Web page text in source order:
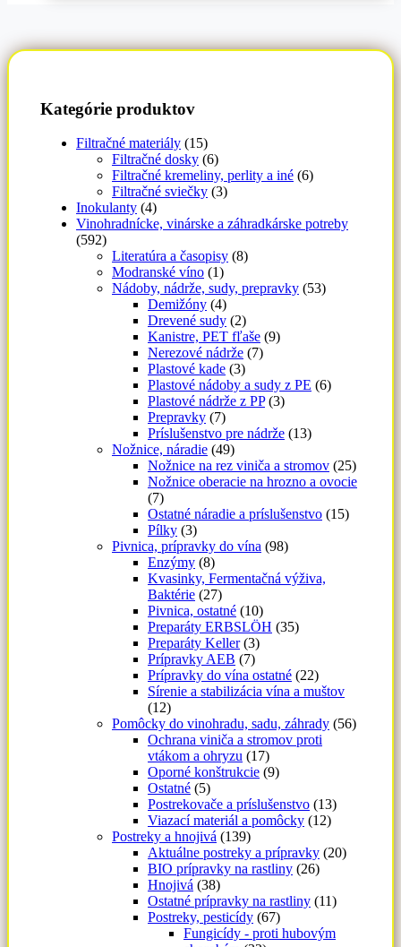
Kategórie produktov
Filtračné materiály (15)
Filtračné dosky (6)
Filtračné kremeliny, perlity a iné (6)
Filtračné sviečky (3)
Inokulanty (4)
Vinohradnícke, vinárske a záhradkárske potreby
(592)
Literatúra a časopisy (8)
Modranské víno (1)
Nádoby, nádrže, sudy, prepravky (53)
Demižóny (4)
Drevené sudy (2)
Kanistre, PET fľaše (9)
Nerezové nádrže (7)
Plastové kade (3)
Plastové nádoby a sudy z PE (6)
Plastové nádrže z PP (3)
Prepravky (7)
Príslušenstvo pre nádrže (13)
Nožnice, náradie (49)
Nožnice na rez viniča a stromov (25)
Nožnice oberacie na hrozno a ovocie
(7)
Ostatné náradie a príslušenstvo (15)
Pílky (3)
Pivnica, prípravky do vína (98)
Enzýmy (8)
Kvasinky, Fermentačná výživa,
Baktérie (27)
Pivnica, ostatné (10)
Preparáty ERBSLÖH (35)
Preparáty Keller (3)
Prípravky AEB (7)
Prípravky do vína ostatné (22)
Sírenie a stabilizácia vína a muštov
(12)
Pomôcky do vinohradu, sadu, záhrady (56)
Ochrana viniča a stromov proti
vtákom a ohryzu (17)
Oporné konštrukcie (9)
Ostatné (5)
Postrekovače a príslušenstvo (13)
Viazací materiál a pomôcky (12)
Postreky a hnojivá (139)
Aktuálne postreky a prípravky (20)
BIO prípravky na rastliny (26)
Hnojivá (38)
Ostatné prípravky na rastliny (11)
Postreky, pesticídy (67)
Fungicídy - proti hubovým